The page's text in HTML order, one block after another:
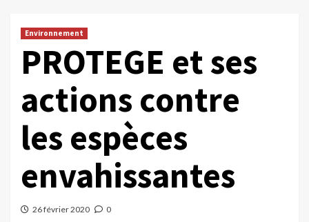
Environnement
PROTEGE et ses
actions contre
les espèces
envahissantes
26 février 2020 0